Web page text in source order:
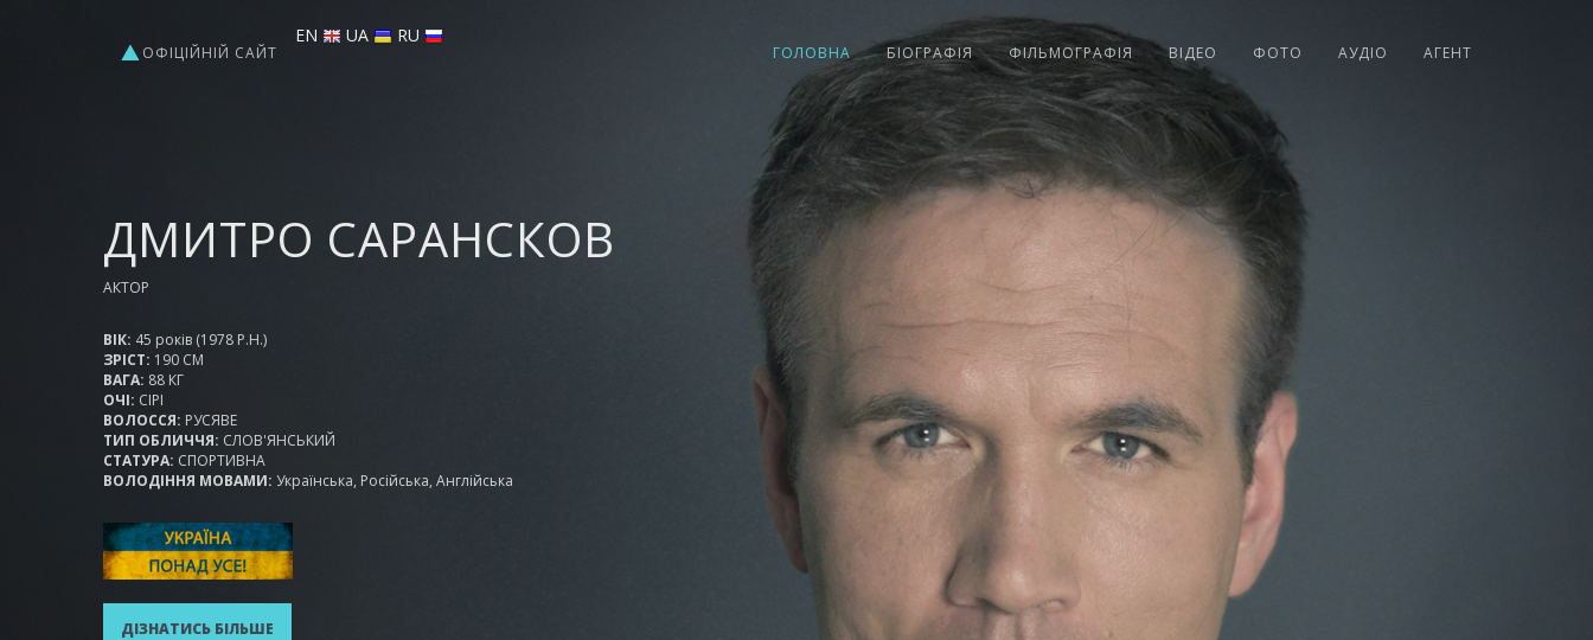
ОФІЦІЙНІЙ САЙТ
EN UA RU
ГОЛОВНА БІОГРАФІЯ ФІЛЬМОГРАФІЯ ВІДЕО ФОТО АУДІО АГЕНТ
ДМИТРО САРАНСКОВ
АКТОР
ВІК: 45 рокiв (1978 Р.Н.)
ЗРІСТ: 190 СМ
ВАГА: 88 КГ
ОЧІ: СІРІ
ВОЛОССЯ: РУСЯВЕ
ТИП ОБЛИЧЧЯ: СЛОВ'ЯНСЬКИЙ
СТАТУРА: СПОРТИВНА
ВОЛОДІННЯ МОВАМИ: Українська, Російська, Англійська
ДІЗНАТИСЬ БІЛЬШЕ